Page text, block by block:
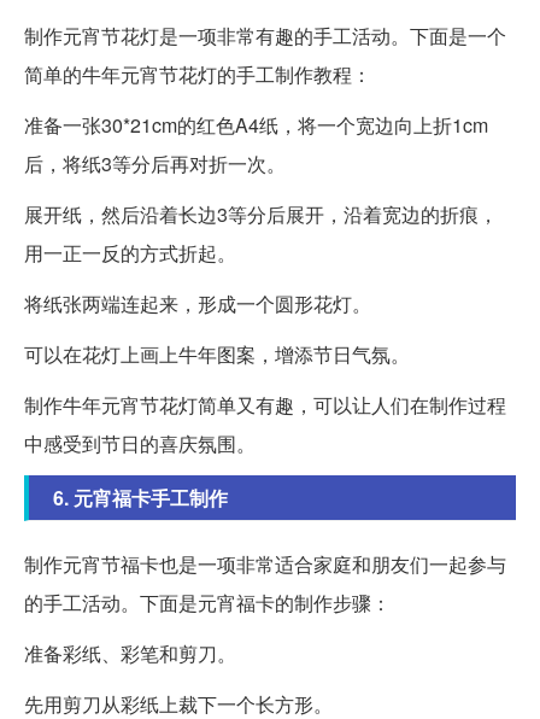
制作元宵节花灯是一项非常有趣的手工活动。下面是一个
简单的牛年元宵节花灯的手工制作教程：
准备一张30*21cm的红色A4纸，将一个宽边向上折1cm
后，将纸3等分后再对折一次。
展开纸，然后沿着长边3等分后展开，沿着宽边的折痕，
用一正一反的方式折起。
将纸张两端连起来，形成一个圆形花灯。
可以在花灯上画上牛年图案，增添节日气氛。
制作牛年元宵节花灯简单又有趣，可以让人们在制作过程
中感受到节日的喜庆氛围。
6. 元宵福卡手工制作
制作元宵节福卡也是一项非常适合家庭和朋友们一起参与
的手工活动。下面是元宵福卡的制作步骤：
准备彩纸、彩笔和剪刀。
先用剪刀从彩纸上裁下一个长方形。